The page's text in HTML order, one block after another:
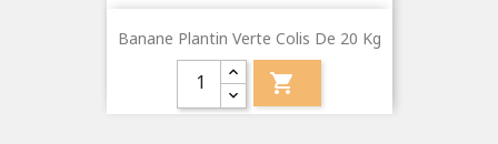
Banane Plantin Verte Colis De 20 Kg
